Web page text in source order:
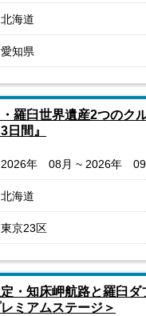
北海道
愛知県
・羅臼世界遺産2つの
間』
2026年 08月 ~ 2026年 09
北海道
東京23区
定・知床岬航路と羅
ミアムステージ＞